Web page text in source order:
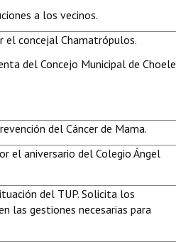
a los vecinos.
el concejal Chamatrópulos.
del Concejo Municipal de Choele
del Cáncer de Mama.
el aniversario del Colegio Ángel
del TUP. Solicita los
las gestiones necesarias para